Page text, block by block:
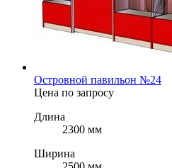
Островной павильон №24
Цена по запросу
Длина
2300 мм
Ширина